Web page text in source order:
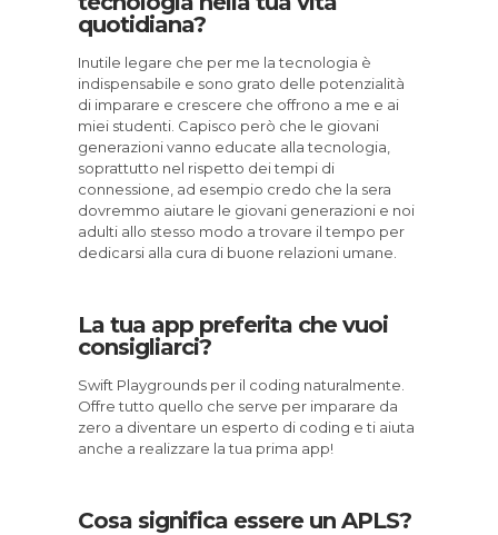
quotidiana?
Inutile legare che per me la tecnologia è
indispensabile e sono grato delle potenzialità
di imparare e crescere che offrono a me e ai
miei studenti. Capisco però che le giovani
generazioni vanno educate alla tecnologia,
soprattutto nel rispetto dei tempi di
connessione, ad esempio credo che la sera
dovremmo aiutare le giovani generazioni e noi
adulti allo stesso modo a trovare il tempo per
dedicarsi alla cura di buone relazioni umane.
La tua app preferita che vuoi
consigliarci?
Swift Playgrounds per il coding naturalmente.
Offre tutto quello che serve per imparare da
zero a diventare un esperto di coding e ti aiuta
anche a realizzare la tua prima app!
Cosa significa essere un APLS?